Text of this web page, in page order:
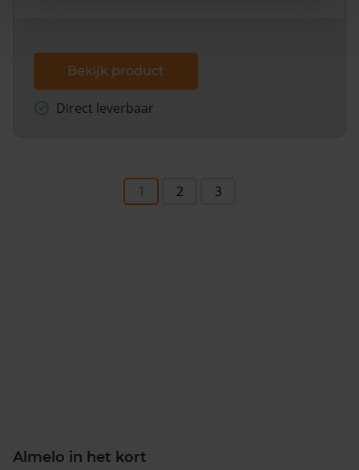
Bekijk product
Direct leverbaar
1 2 3
Almelo in het kort